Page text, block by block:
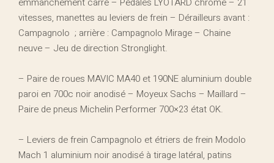
vitesses, manettes au leviers de frein – Dérailleurs avant :
Campagnolo ; arrière : Campagnolo Mirage – Chaine
neuve – Jeu de direction Stronglight.
– Paire de roues MAVIC MA40 et 190NE aluminium double
paroi en 700c noir anodisé – Moyeux Sachs – Maillard –
Paire de pneus Michelin Performer 700×23 état OK.
– Leviers de frein Campagnolo et étriers de frein Modolo
Mach 1 aluminium noir anodisé à tirage latéral, patins